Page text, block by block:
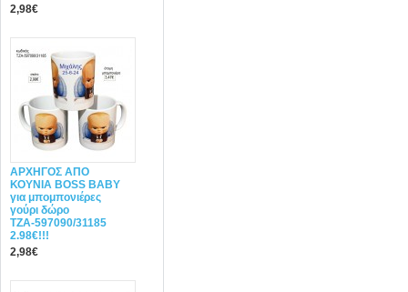
2,98€
ΑΡΧΗΓΟΣ ΑΠΟ
ΚΟΥΝΙΑ BOSS BABY
για μπομπονιέρες
γούρι δώρο
ΤΖΑ-597090/31185
2.98€!!!
2,98€